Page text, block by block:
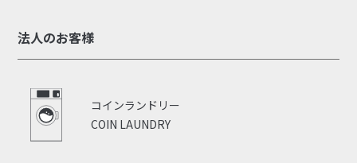
法人のお客様
COIN LAUNDRY
コインランドリー